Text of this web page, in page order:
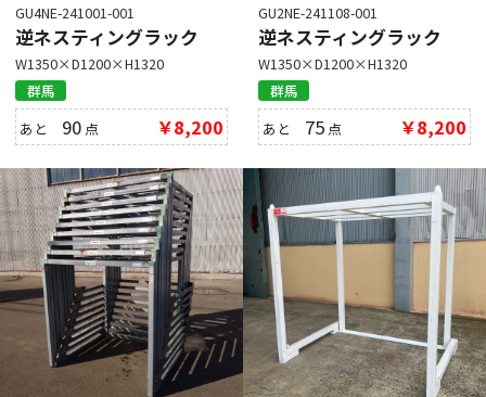
GU4NE-241001-001
逆ネスティングラック
W1350×D1200×H1320
群馬
あと 90 点 ￥8,200
GU2NE-241108-001
逆ネスティングラック
W1350×D1200×H1320
群馬
あと 75 点 ￥8,200